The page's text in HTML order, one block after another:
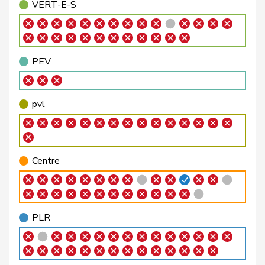
Bellaiche
Judith pvl GL
ZH
Bendahan
Samuel PSS S
VD
Bertschy
Kathrin pvl GL
BE
Binder-Keller
Bircher
Martina UDC V
AG
Birrer-Heimo
Prisca PSS S
LU
Borloz
Frédéric PLR RL
VD
Bourgeois
Jacques PLR RL FR
Bregy
Philipp
Matthias
Centre M-E VS
VERT-E-S
PEV
pvl
Centre
PLR